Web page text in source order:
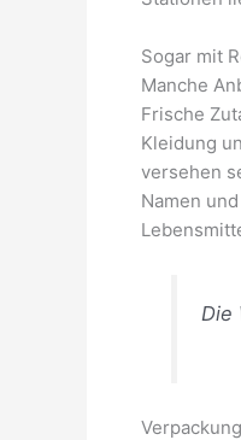
Sogar mit
Manche
Frische
Kleidung
versehen
Namen
Die
Verpackung